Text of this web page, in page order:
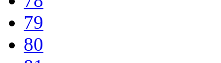
79
80